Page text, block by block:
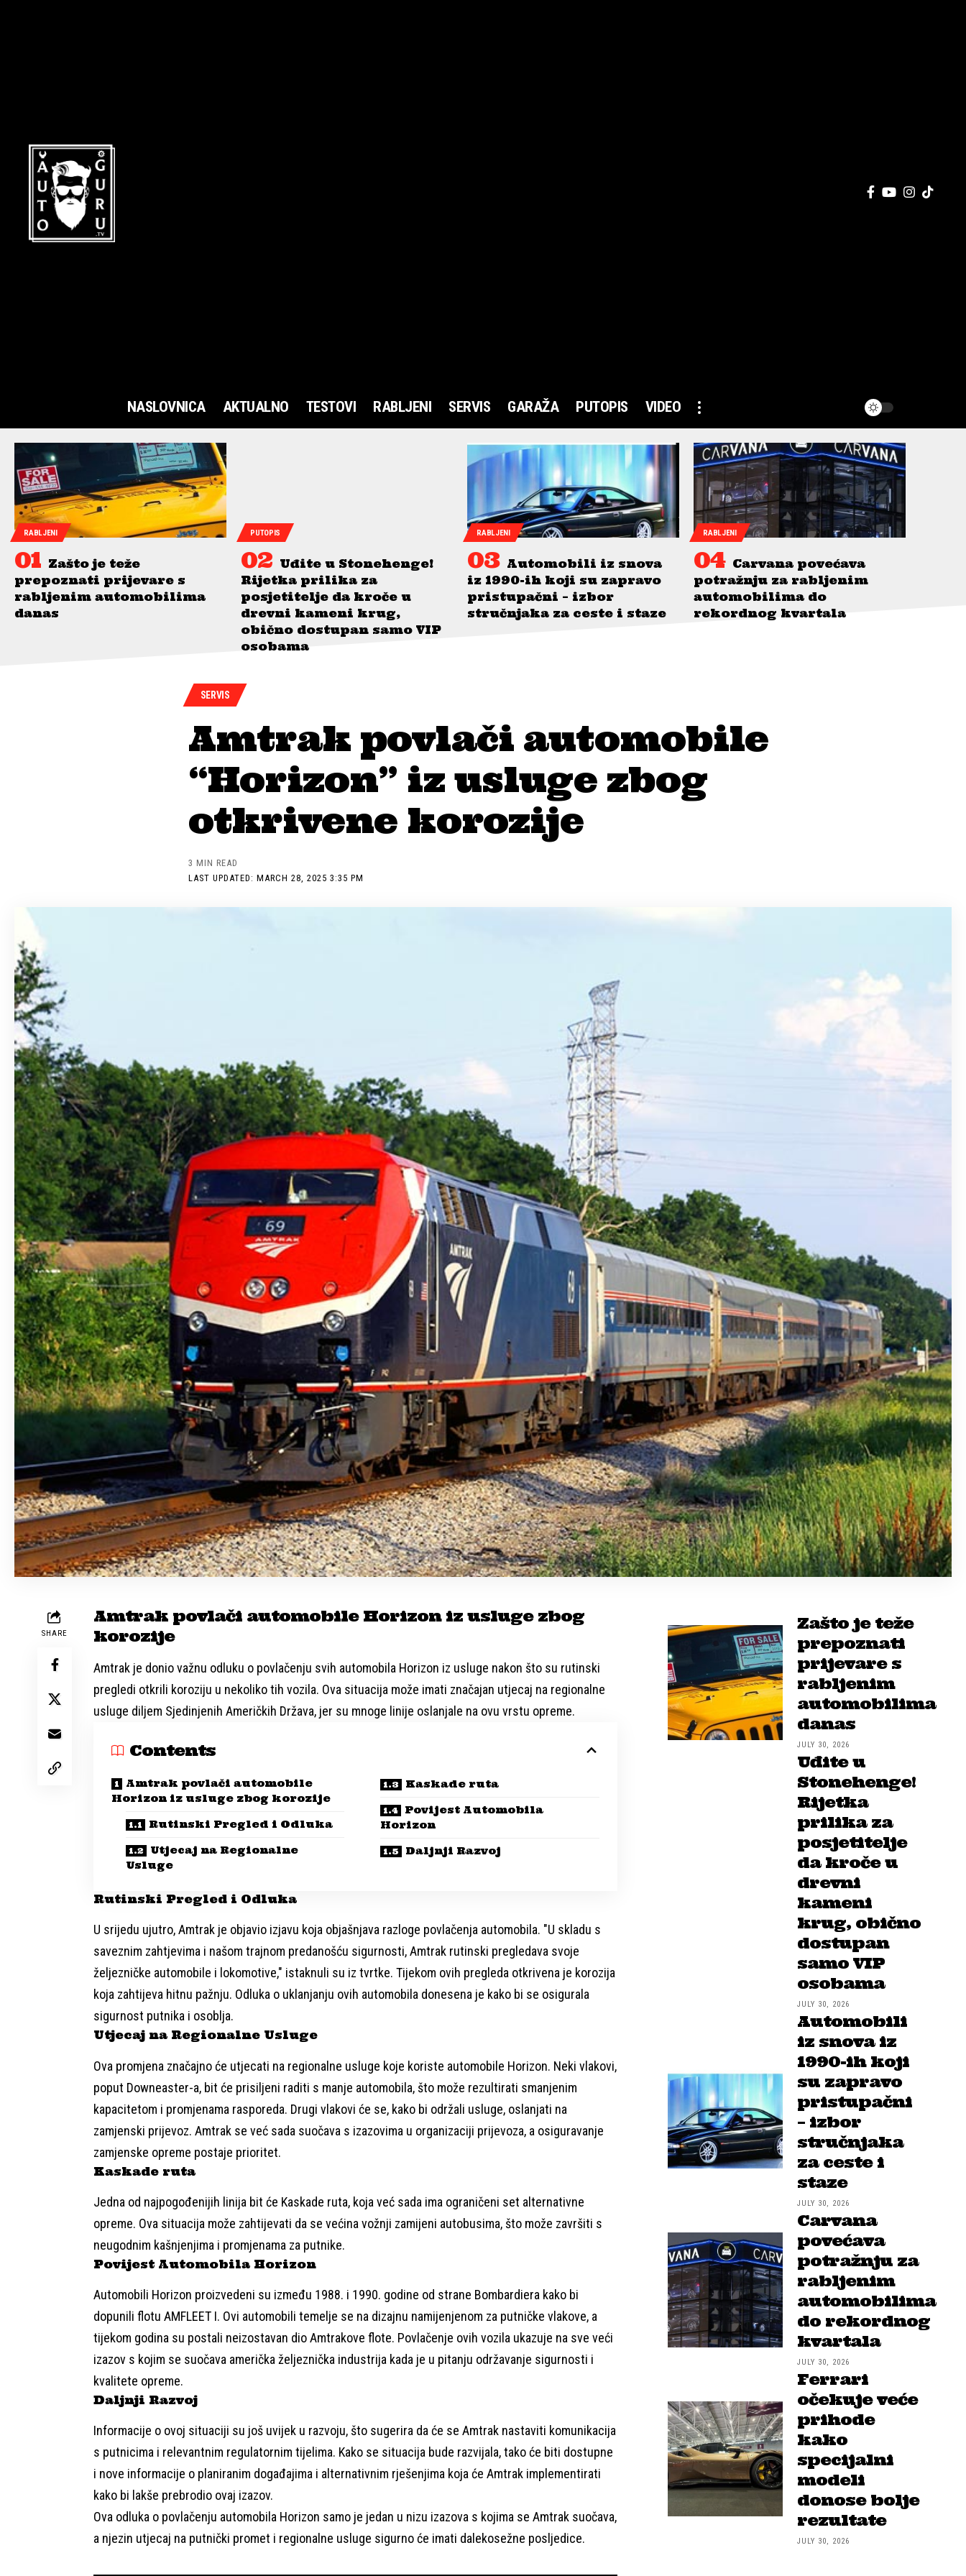
NASLOVNICA AKTUALNO TESTOVI RABLJENI SERVIS GARAŽA PUTOPIS VIDEO
RABLJENI
Zašto je teže
prepoznati prijevare s
rabljenim automobilima
danas
PUTOPIS
Uđite u Stonehenge!
Rijetka prilika za
posjetitelje da kroče u
drevni kameni krug,
obično dostupan samo VIP
osobama
RABLJENI
Automobili iz snova
iz 1990-ih koji su zapravo
pristupačni – izbor
stručnjaka za ceste i staze
RABLJENI
Carvana povećava
potražnju za rabljenim
automobilima do
rekordnog kvartala
SERVIS
Amtrak povlači automobile
“Horizon” iz usluge zbog
otkrivene korozije
LAST UPDATED: MARCH 28, 2025 3:35 PM
3 MIN READ
SHARE
Amtrak povlači automobile Horizon iz usluge zbog
korozije
Amtrak je donio važnu odluku o povlačenju svih automobila Horizon iz usluge nakon što su rutinski
pregledi otkrili koroziju u nekoliko tih vozila. Ova situacija može imati značajan utjecaj na regionalne
usluge diljem Sjedinjenih Američkih Država, jer su mnoge linije oslanjale na ovu vrstu opreme.
Contents
Amtrak povlači automobile
Horizon iz usluge zbog korozije
Rutinski Pregled i Odluka
Utjecaj na Regionalne
Usluge
Kaskade ruta
Povijest Automobila
Horizon
Daljnji Razvoj
Rutinski Pregled i Odluka
U srijedu ujutro, Amtrak je objavio izjavu koja objašnjava razloge povlačenja automobila. "U skladu s
saveznim zahtjevima i našom trajnom predanošću sigurnosti, Amtrak rutinski pregledava svoje
željezničke automobile i lokomotive," istaknuli su iz tvrtke. Tijekom ovih pregleda otkrivena je korozija
koja zahtijeva hitnu pažnju. Odluka o uklanjanju ovih automobila donesena je kako bi se osigurala
sigurnost putnika i osoblja.
Utjecaj na Regionalne Usluge
Ova promjena značajno će utjecati na regionalne usluge koje koriste automobile Horizon. Neki vlakovi,
poput Downeaster-a, bit će prisiljeni raditi s manje automobila, što može rezultirati smanjenim
kapacitetom i promjenama rasporeda. Drugi vlakovi će se, kako bi održali usluge, oslanjati na
zamjenski prijevoz. Amtrak se već sada suočava s izazovima u organizaciji prijevoza, a osiguravanje
zamjenske opreme postaje prioritet.
Kaskade ruta
Jedna od najpogođenijih linija bit će Kaskade ruta, koja već sada ima ograničeni set alternativne
opreme. Ova situacija može zahtijevati da se većina vožnji zamijeni autobusima, što može završiti s
neugodnim kašnjenjima i promjenama za putnike.
Povijest Automobila Horizon
Automobili Horizon proizvedeni su između 1988. i 1990. godine od strane Bombardiera kako bi
dopunili flotu AMFLEET I. Ovi automobili temelje se na dizajnu namijenjenom za putničke vlakove, a
tijekom godina su postali neizostavan dio Amtrakove flote. Povlačenje ovih vozila ukazuje na sve veći
izazov s kojim se suočava američka željeznička industrija kada je u pitanju održavanje sigurnosti i
kvalitete opreme.
Daljnji Razvoj
Informacije o ovoj situaciji su još uvijek u razvoju, što sugerira da će se Amtrak nastaviti komunikacija
s putnicima i relevantnim regulatornim tijelima. Kako se situacija bude razvijala, tako će biti dostupne
i nove informacije o planiranim događajima i alternativnim rješenjima koja će Amtrak implementirati
kako bi lakše prebrodio ovaj izazov.
Ova odluka o povlačenju automobila Horizon samo je jedan u nizu izazova s kojima se Amtrak suočava,
a njezin utjecaj na putnički promet i regionalne usluge sigurno će imati dalekosežne posljedice.
Zašto je teže
prepoznati
prijevare s
rabljenim
automobilima
danas
JULY 30, 2026
Uđite u
Stonehenge!
Rijetka
prilika za
posjetitelje
da kroče u
drevni
kameni
krug, obično
dostupan
samo VIP
osobama
JULY 30, 2026
Automobili
iz snova iz
1990-ih koji
su zapravo
pristupačni
– izbor
stručnjaka
za ceste i
staze
JULY 30, 2026
Carvana
povećava
potražnju za
rabljenim
automobilima
do rekordnog
kvartala
JULY 30, 2026
Ferrari
očekuje veće
prihode
kako
specijalni
modeli
donose bolje
rezultate
JULY 30, 2026